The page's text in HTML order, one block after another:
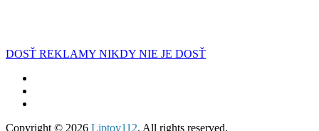
DOSŤ REKLAMY NIKDY NIE JE DOSŤ
Copyright © 2026 Liptov112. All rights reserved.